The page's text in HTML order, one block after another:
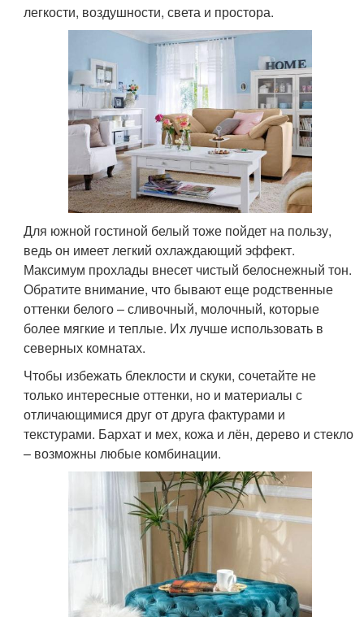
легкости, воздушности, света и простора.
Для южной гостиной белый тоже пойдет на пользу,
ведь он имеет легкий охлаждающий эффект.
Максимум прохлады внесет чистый белоснежный тон.
Обратите внимание, что бывают еще родственные
оттенки белого – сливочный, молочный, которые
более мягкие и теплые. Их лучше использовать в
северных комнатах.
Чтобы избежать блеклости и скуки, сочетайте не
только интересные оттенки, но и материалы с
отличающимися друг от друга фактурами и
текстурами. Бархат и мех, кожа и лён, дерево и стекло
– возможны любые комбинации.